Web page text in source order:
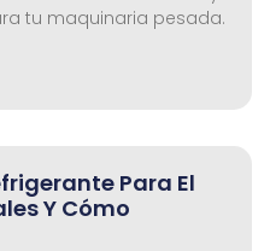
tu maquinaria pesada.
Para El
Y Cómo